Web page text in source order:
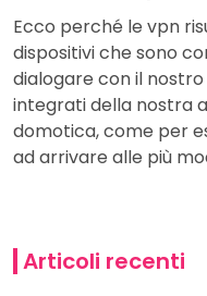
Ecco perché le vpn
dispositivi che sono
dialogare con il
integrati della nostra
domotica, come per
ad arrivare alle più
Articoli recenti